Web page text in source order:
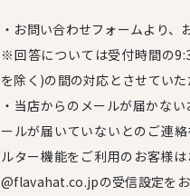
・お問い合わせフォームより、
※回答については受付時間の
を除く)の間の対応とさせていた
・当店からのメールが届かな
ールが届いていないとのご連
ルター機能をご利用のお客様
@flavahat.co.jpの受信設定を